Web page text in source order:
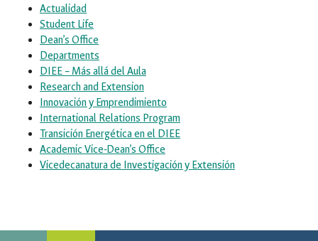
Actualidad
Student Life
Dean’s Office
Departments
DIEE – Más allá del Aula
Research and Extension
Innovación y Emprendimiento
International Relations Program
Transición Energética en el DIEE
Academic Vice-Dean’s Office
Vicedecanatura de Investigación y Extensión